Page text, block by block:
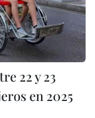
22 y 23
en 2025